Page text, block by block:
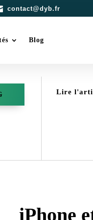
contact@dyb.fr
Blog
Lire
iPhone